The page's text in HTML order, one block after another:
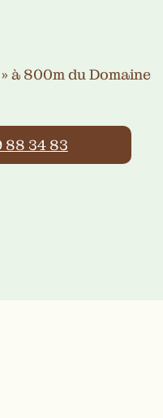
à 800m du Domaine
88 34 83